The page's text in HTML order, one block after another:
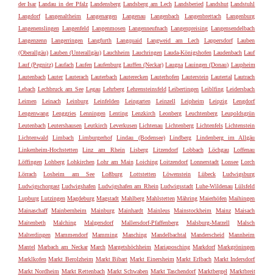
der Isar Landau in der Pfalz Landensberg Landsberg am Lech Landsberied Landshut Landstuhl
Langdorf
Langenaltheim Langenargen Langenau Langenbach Langenbrettach
Langenburg
Langenenslingen Langenfeld Langenmosen Langenneufnach Langenpreising Langensendelbach
Langenzenn
Langerringen Langfurth Langquaid Langweid am Lech Lappersdorf
Lauben
(Oberallgäu) Lauben (Unterallgäu) Lauchheim Lauchringen Lauda-Königshofen Laudenbach Lauf
Lauf (Pegnitz) Laufach Laufen Laufenburg Lauffen (Neckar) Laugna Lauingen (Donau) Laupheim
Lautenbach Lauter Lauterach Lauterbach Lauterecken Lauterhofen Lauterstein Lautertal Lautrach
Lebach Lechbruck am See Legau Lehrberg Lehrensteinsfeld Leibertingen Leiblfing Leidersbach
Leimen
Leinach Leinburg Leinfelden Leingarten Leinzell Leipheim Leipzig
Lengdorf
Lengenwang Lenggries Lenningen Lenting Lenzkirch Leonberg Leuchtenberg Leupoldsgrün
Leutenbach Leutershausen Leutkirch Leverkusen Lichtenau Lichtenberg Lichtenfels Lichtenstein
Lichtenwald
Limbach Limburgerhof Lindau (Bodensee) Lindberg
Lindenberg im Allgäu
Linkenheim-Hochstetten
Linz am Rhein Lisberg Litzendorf Lobbach Löchgau
Loffenau
Löffingen Lohberg Lohkirchen Lohr am Main Loiching Loitzendorf Lonnerstadt Lonsee Lorch
Lörrach
Losheim am See Loßburg Lottstetten Löwenstein Lübeck
Ludwigsburg
Ludwigschorgast Ludwigshafen Ludwigshafen am Rhein Ludwigsstadt Luhe-Wildenau Lülsfeld
Lupburg Lutzingen Magdeburg Magstadt Mahlberg Mahlstetten Mähring Maierhöfen Maihingen
Mainaschaff Mainbernheim Mainburg Mainhardt Mainleus Mainstockheim Mainz Maisach
Maitenbeth
Malching Malgersdorf Mallersdorf-Pfaffenberg Malsburg-Marzell
Malsch
Malterdingen
Mammendorf Mamming Manching Mandelbachtal Manderscheid
Mannheim
Mantel Marbach am Neckar March Margetshöchheim Mariaposching Markdorf Markgröningen
Marklkofen Markt Berolzheim Markt Bibart Markt Einersheim Markt Erlbach Markt Indersdorf
Markt Nordheim Markt Rettenbach Markt Schwaben Markt Taschendorf Marktbergel Marktbreit